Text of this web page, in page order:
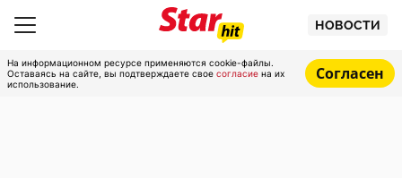
НОВОСТИ
На информационном ресурсе применяются cookie-файлы.
Оставаясь на сайте, вы подтверждаете свое согласие на их
использование.
Согласен